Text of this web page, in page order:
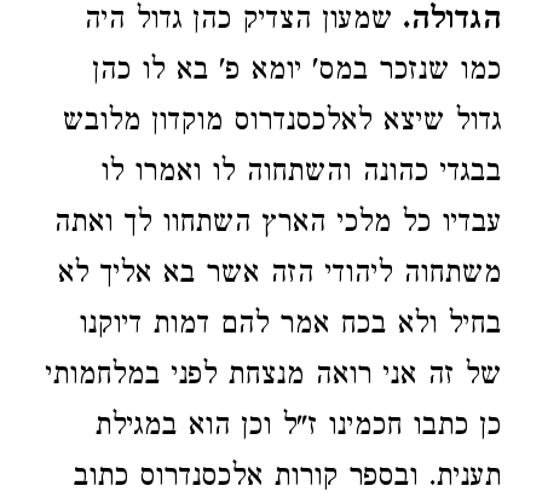
הגדולה. שמעון הצדיק כהן גדול היה
כמו שנזכר במס' יומא פ' בא לו כהן
גדול שיצא לאלכסנדרוס מוקדון מלובש
בבגדי כהונה והשתחוה לו ואמרו לו
עבדיו כל מלכי הארץ השתחוו לך ואתה
משתחוה ליהודי הזה אשר בא אליך לא
בחיל ולא בכח אמר להם דמות דיוקנו
של זה אני רואה מנצחת לפני במלחמותי
כן כתבו חכמינו ז"ל וכן הוא במגילת
תענית. ובספר קורות אלכסנדרוס כתוב